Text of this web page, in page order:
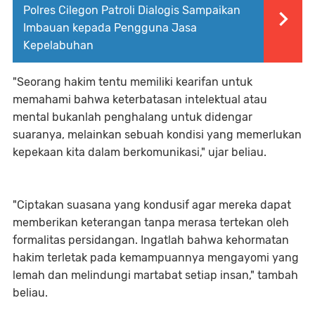
Polres Cilegon Patroli Dialogis Sampaikan
Imbauan kepada Pengguna Jasa
Kepelabuhan
"Seorang hakim tentu memiliki kearifan untuk
memahami bahwa keterbatasan intelektual atau
mental bukanlah penghalang untuk didengar
suaranya, melainkan sebuah kondisi yang memerlukan
kepekaan kita dalam berkomunikasi," ujar beliau.
"Ciptakan suasana yang kondusif agar mereka dapat
memberikan keterangan tanpa merasa tertekan oleh
formalitas persidangan. Ingatlah bahwa kehormatan
hakim terletak pada kemampuannya mengayomi yang
lemah dan melindungi martabat setiap insan," tambah
beliau.